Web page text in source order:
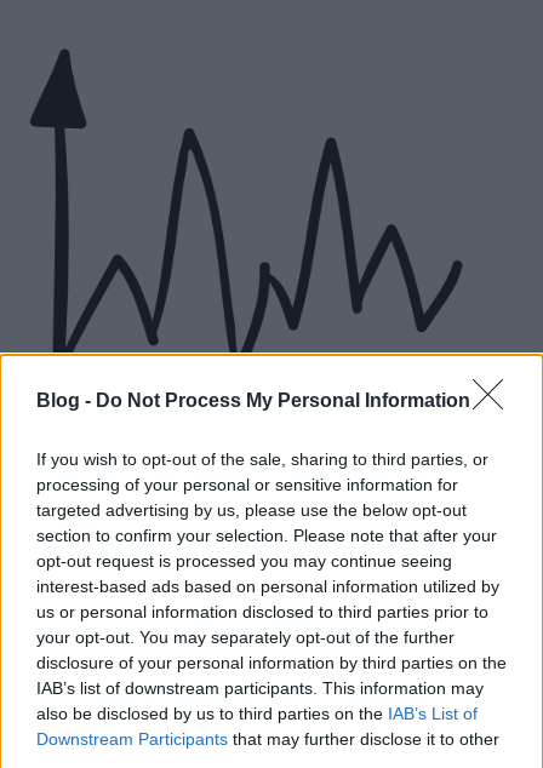
Blog - Do Not Process My Personal Information
If you wish to opt-out of the sale, sharing to third parties, or
processing of your personal or sensitive information for
targeted advertising by us, please use the below opt-out
section to confirm your selection. Please note that after your
opt-out request is processed you may continue seeing
interest-based ads based on personal information utilized by
us or personal information disclosed to third parties prior to
your opt-out. You may separately opt-out of the further
disclosure of your personal information by third parties on the
IAB’s list of downstream participants. This information may
also be disclosed by us to third parties on the IAB’s List of
Downstream Participants that may further disclose it to other
linkhátterük is aránylag stabil, aközben az
élpozíciókban szereplők állandóan cserélődnek, de
nemcsak egy-két pozíciónyit, hanem fel-le ugrálnak,
egyik nap mondjuk 3., aztán másnap 9., a következő
napon 7., aztán másnapra kiesik a első tízből és
mondjuk a tizenhatodik vagy huszonharmadik, de a
következő napon már ott van a top5-ben.
Nyilvánvaló, hogy sem az adott oldal ezalatt semmit
sem változott, mi több, sem a környezetében lévők